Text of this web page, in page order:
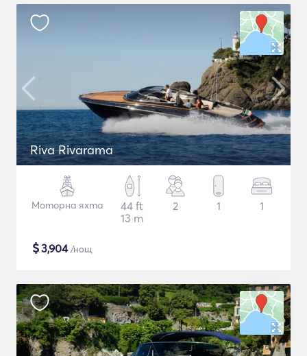
Riva Rivarama
Моторна яхта
44 ft
13 m
2 1 1
$3,904/нощ